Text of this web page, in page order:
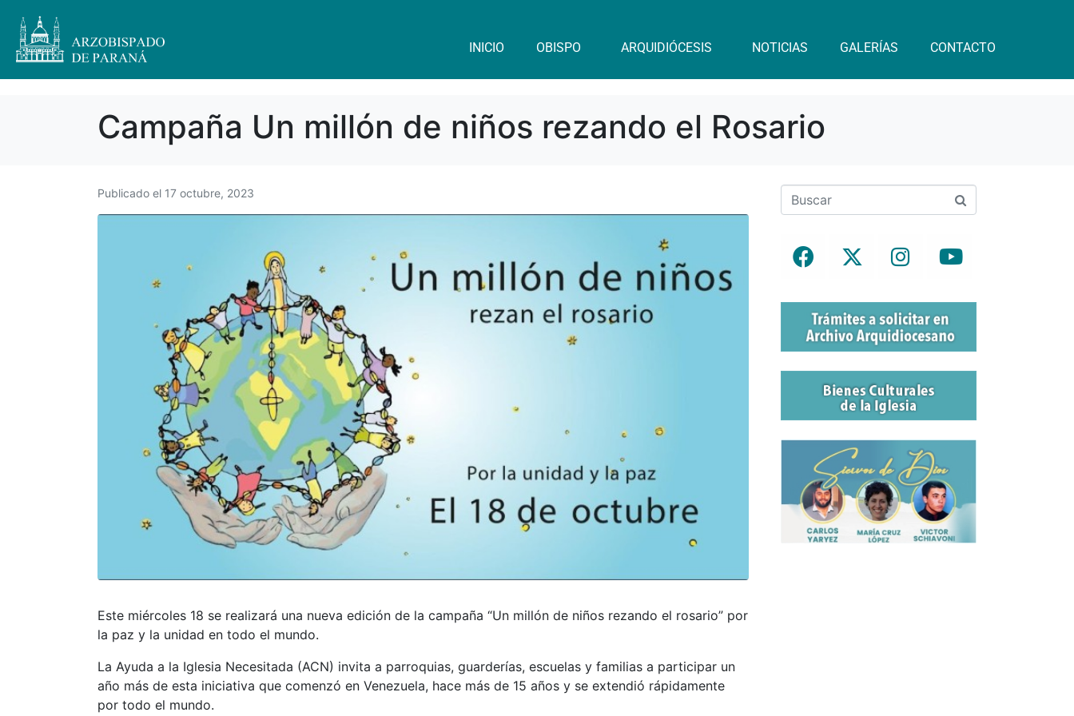
INICIO OBISPO ARQUIDIÓCESIS NOTICIAS GALERÍAS CONTACTO
Campaña Un millón de niños rezando el Rosario
Publicado el 17 octubre, 2023
Este miércoles 18 se realizará una nueva edición de la campaña “Un millón de niños rezando el rosario” por
la paz y la unidad en todo el mundo.
La Ayuda a la Iglesia Necesitada (ACN) invita a parroquias, guarderías, escuelas y familias a participar un
año más de esta iniciativa que comenzó en Venezuela, hace más de 15 años y se extendió rápidamente
por todo el mundo.